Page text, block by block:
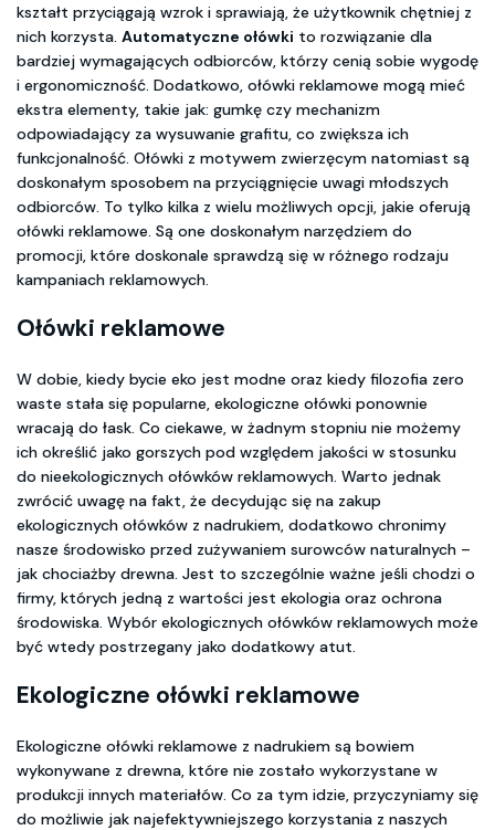
kształt przyciągają wzrok i sprawiają, że użytkownik chętniej z
nich korzysta. Automatyczne ołówki to rozwiązanie dla
bardziej wymagających odbiorców, którzy cenią sobie wygodę
i ergonomiczność. Dodatkowo, ołówki reklamowe mogą mieć
ekstra elementy, takie jak: gumkę czy mechanizm
odpowiadający za wysuwanie grafitu, co zwiększa ich
funkcjonalność. Ołówki z motywem zwierzęcym natomiast są
doskonałym sposobem na przyciągnięcie uwagi młodszych
odbiorców. To tylko kilka z wielu możliwych opcji, jakie oferują
ołówki reklamowe. Są one doskonałym narzędziem do
promocji, które doskonale sprawdzą się w różnego rodzaju
kampaniach reklamowych.
Ołówki reklamowe
W dobie, kiedy bycie eko jest modne oraz kiedy filozofia zero
waste stała się popularne, ekologiczne ołówki ponownie
wracają do łask. Co ciekawe, w żadnym stopniu nie możemy
ich określić jako gorszych pod względem jakości w stosunku
do nieekologicznych ołówków reklamowych. Warto jednak
zwrócić uwagę na fakt, że decydując się na zakup
ekologicznych ołówków z nadrukiem, dodatkowo chronimy
nasze środowisko przed zużywaniem surowców naturalnych –
jak chociażby drewna. Jest to szczególnie ważne jeśli chodzi o
firmy, których jedną z wartości jest ekologia oraz ochrona
środowiska. Wybór ekologicznych ołówków reklamowych może
być wtedy postrzegany jako dodatkowy atut.
Ekologiczne ołówki reklamowe
Ekologiczne ołówki reklamowe z nadrukiem są bowiem
wykonywane z drewna, które nie zostało wykorzystane w
produkcji innych materiałów. Co za tym idzie, przyczyniamy się
do możliwie jak najefektywniejszego korzystania z naszych